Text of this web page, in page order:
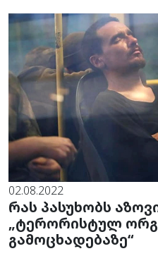
02.08.2022
რას პასუხობს
„ტერორისტულ
გამოცხადებაზე“